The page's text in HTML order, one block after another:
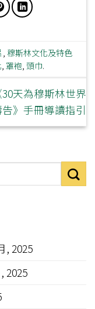
,穆斯林文化及特色
罩袍 ,頭巾.
30天為穆斯林世界
》手冊導讀指引
, 2025
2025